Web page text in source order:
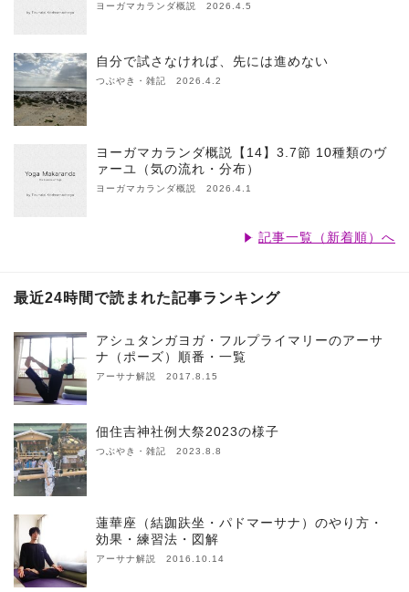
ヨーガマカランダ概説 2026.4.5
自分で試さなければ、先には進めない
つぶやき・雑記 2026.4.2
ヨーガマカランダ概説【14】3.7節 10種類のヴ
ァーユ（気の流れ・分布）
ヨーガマカランダ概説 2026.4.1
記事一覧（新着順）へ
最近24時間で読まれた記事ランキング
アシュタンガヨガ・フルプライマリーのアーサ
ナ（ポーズ）順番・一覧
アーサナ解説 2017.8.15
佃住吉神社例大祭2023の様子
つぶやき・雑記 2023.8.8
蓮華座（結跏趺坐・パドマーサナ）のやり方・
効果・練習法・図解
アーサナ解説 2016.10.14